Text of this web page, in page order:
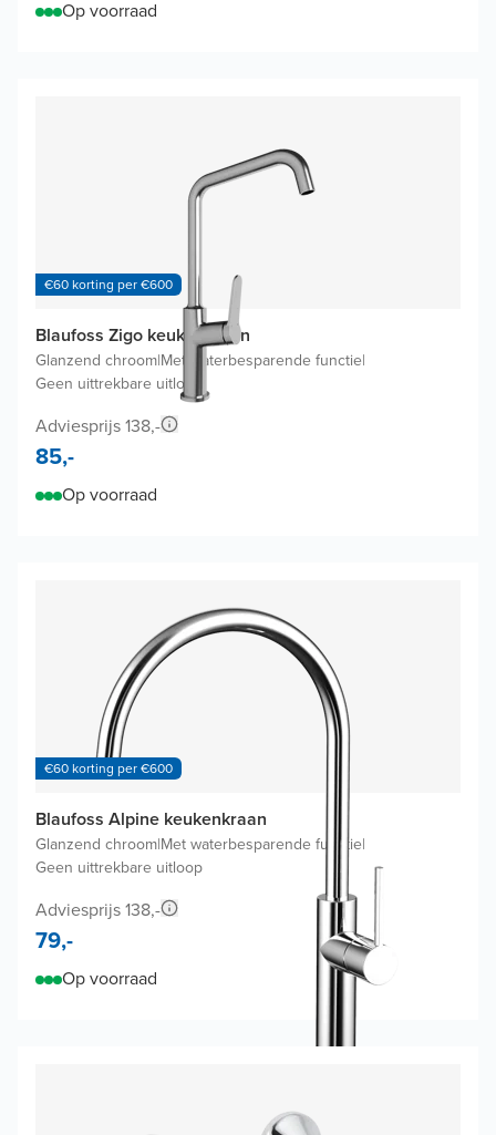
Op voorraad
€60 korting per €600
Blaufoss Zigo keukenkraan
Glanzend chroom|Met waterbesparende functie|
Geen uittrekbare uitloop
Adviesprijs 138,-
85,-
Op voorraad
€60 korting per €600
Blaufoss Alpine keukenkraan
Glanzend chroom|Met waterbesparende functie|
Geen uittrekbare uitloop
Adviesprijs 138,-
79,-
Op voorraad